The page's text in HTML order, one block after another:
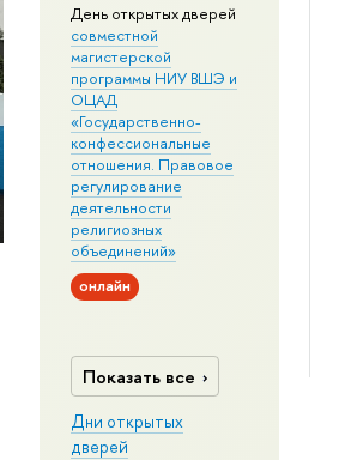
День открытых дверей
совместной
магистерской
программы НИУ ВШЭ и
ОЦАД
«Государственно-
конфессиональные
отношения. Правовое
регулирование
деятельности
религиозных
объединений»
онлайн
Показать все
Дни открытых
дверей